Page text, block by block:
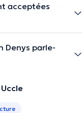
acceptées
Denys parle-